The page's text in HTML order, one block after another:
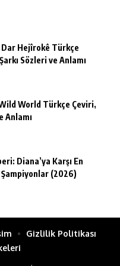
Dar Hejîrokê Türkçe
Sözleri ve Anlamı
World Türkçe Çeviri,
Anlamı
Diana’ya Karşı En
(2026)
Gizlilik Politikası